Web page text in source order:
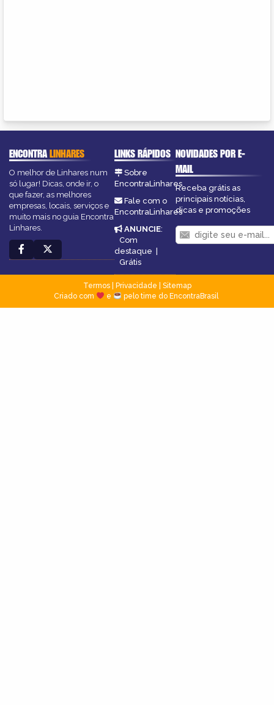
ENCONTRALINHARES
O melhor de Linhares num
só lugar! Dicas, onde ir, o
que fazer, as melhores
empresas, locais, serviços e
muito mais no guia Encontra
Linhares.
LINKS RÁPIDOS
Sobre
EncontraLinhares
Fale com o
EncontraLinhares
ANUNCIE:
Com
destaque
Grátis
NOVIDADES POR E-
MAIL
Receba grátis as
principais notícias,
dicas e promoções
Termos| Privacidade
Sitemap
Criado com
e pelo time do EncontraBrasil